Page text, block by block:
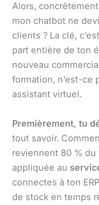
Alors,
mon chatbot ne
clients ? La clé,
part entière de ton
nouveau
formation, n’est-ce
assistant virtuel.
Premièrement, tu
tout savoir.
reviennent 80 % du
appliquée au
connectes à ton
de stock en temps